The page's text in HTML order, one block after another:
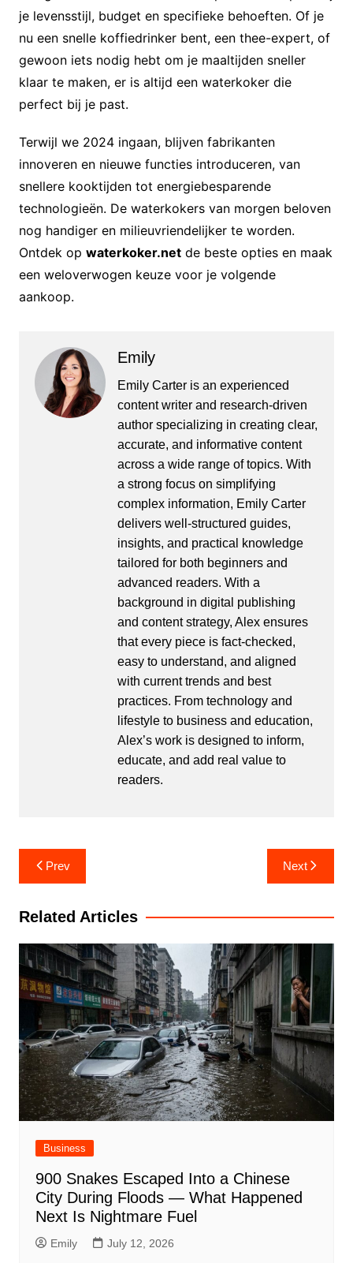
je levensstijl, budget en specifieke behoeften. Of je
nu een snelle koffiedrinker bent, een thee-expert, of
gewoon iets nodig hebt om je maaltijden sneller
klaar te maken, er is altijd een waterkoker die
perfect bij je past.
Terwijl we 2024 ingaan, blijven fabrikanten
innoveren en nieuwe functies introduceren, van
snellere kooktijden tot energiebesparende
technologieën. De waterkokers van morgen beloven
nog handiger en milieuvriendelijker te worden.
Ontdek op waterkoker.netde beste opties en maak
een weloverwogen keuze voor je volgende
aankoop.
Emily
Emily Carter is an experienced
content writer and research-driven
author specializing in creating clear,
accurate, and informative content
across a wide range of topics. With
a strong focus on simplifying
complex information, Emily Carter
delivers well-structured guides,
insights, and practical knowledge
tailored for both beginners and
advanced readers. With a
background in digital publishing
and content strategy, Alex ensures
that every piece is fact-checked,
easy to understand, and aligned
with current trends and best
practices. From technology and
lifestyle to business and education,
Alex’s work is designed to inform,
educate, and add real value to
readers.
Post
navigation
Prev Next
Related Articles
Business
900 Snakes Escaped Into a Chinese
City During Floods — What Happened
Next Is Nightmare Fuel
Emily July 12, 2026